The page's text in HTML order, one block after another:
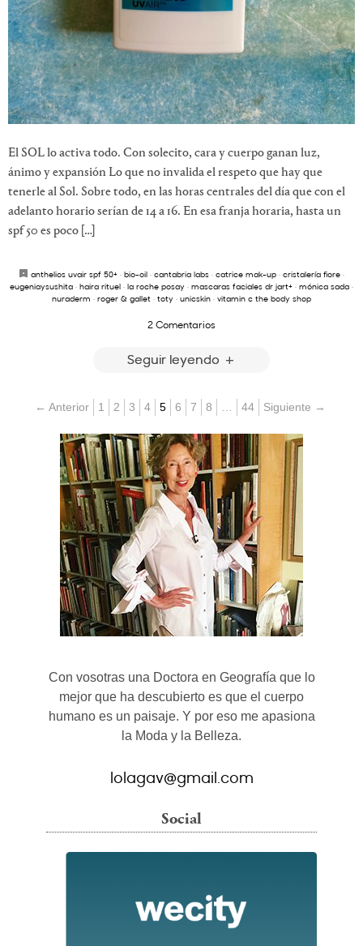
El SOL lo activa todo. Con solecito, cara y cuerpo ganan luz,
ánimo y expansión Lo que no invalida el respeto que hay que
tenerle al Sol. Sobre todo, en las horas centrales del día que con el
adelanto horario serían de 14 a 16. En esa franja horaria, hasta un
spf 50 es poco […]
anthelios uvair spf 50+ · bio-oil · cantabria labs · catrice mak-up · cristalería fiore ·
eugeniaysushita · haira rituel · la roche posay · mascaras faciales dr jart+ · mónica sada ·
nuraderm · roger & gallet · toty · unicskin · vitamin c the body shop
2 Comentarios
Seguir leyendo
← Anterior 1 2 3 4 5 6 7 8 44 Siguiente →
Con vosotras una Doctora en Geografía que lo
mejor que ha descubierto es que el cuerpo
humano es un paisaje. Y por eso me apasiona
la Moda y la Belleza.
lolagav@gmail.com
Social